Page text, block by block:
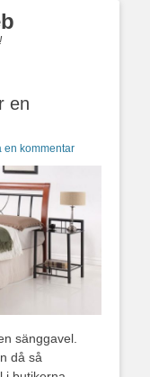
en
en kommentar
sänggavel.
då så